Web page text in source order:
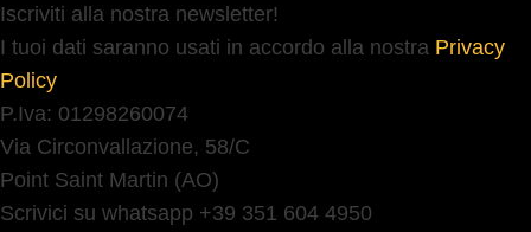
Iscriviti alla nostra newsletter!
I tuoi dati saranno usati in accordo alla nostra Privacy
Policy
P.Iva: 01298260074
Via Circonvallazione, 58/C
Point Saint Martin (AO)
Scrivici su whatsapp +39 351 604 4950